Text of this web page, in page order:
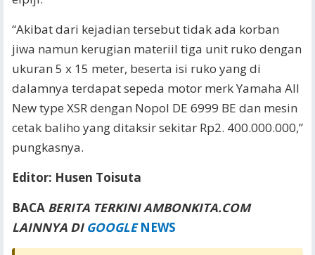
“Akibat dari kejadian tersebut tidak ada korban
jiwa namun kerugian materiil tiga unit ruko dengan
ukuran 5 x 15 meter, beserta isi ruko yang di
dalamnya terdapat sepeda motor merk Yamaha All
New type XSR dengan Nopol DE 6999 BE dan mesin
cetak baliho yang ditaksir sekitar Rp2. 400.000.000,”
pungkasnya.
Editor: Husen Toisuta
BACA BERITA TERKINI AMBONKITA.COM
LAINNYA DI GOOGLENEWS